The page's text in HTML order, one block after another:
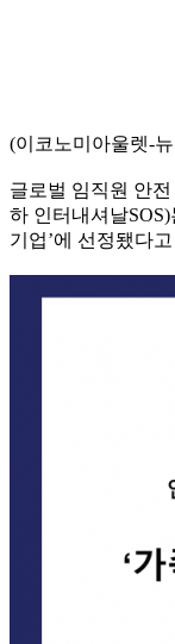
(이코노미아울렛-
글로벌 임직원 안전
하 인터내셔날
기업’에 선정됐다